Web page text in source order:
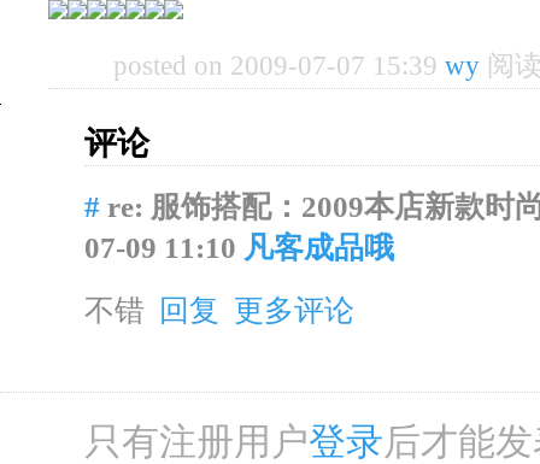
posted on 2009-07-07 15:39 wy 阅
评论
# re: 服饰搭配：2009本店新款时
07-09 11:10 凡客成品哦
不错 回复 更多评论
只有注册用户登录后才能